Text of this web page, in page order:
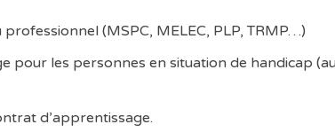
(MSPC, MELEC, PLP, TRMP…)
pour les personnes en situation de handicap
d’apprentissage.